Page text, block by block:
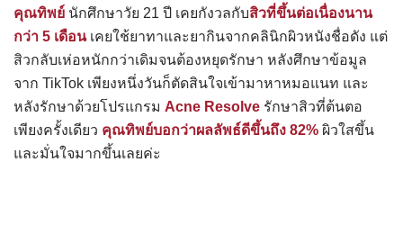
คุณทิพย์ นักศึกษาวัย 21 ปี เคยกังวลกับสิวที่ขึ้นต่อเนื่องนาน
กว่า 5 เดือนเคยใช้ยาทาและยากินจากคลินิกผิวหนังชื่อดัง แต่
สิวกลับเห่อหนักกว่าเดิมจนต้องหยุดรักษา หลังศึกษาข้อมูล
จาก TikTok เพียงหนึ่งวันก็ตัดสินใจเข้ามาหาหมอแนท และ
หลังรักษาด้วยโปรแกรม Acne Resolve รักษาสิวที่ต้นตอ
เพียงครั้งเดียว คุณทิพย์บอกว่าผลลัพธ์ดีขึ้นถึง 82% ผิวใสขึ้น
และมั่นใจมากขึ้นเลยค่ะ